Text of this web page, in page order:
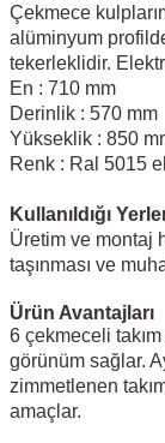
Çekmece
alüminyum
tekerleklidir.
En : 710 mm
Derinlik : 570 mm
Yükseklik : 850
Renk : Ral 5015
Kullanıldığı
Üretim ve montaj
taşınması ve
Ürün Avantajları
6 çekmeceli
görünüm sağlar.
zimmetlenen
amaçlar.